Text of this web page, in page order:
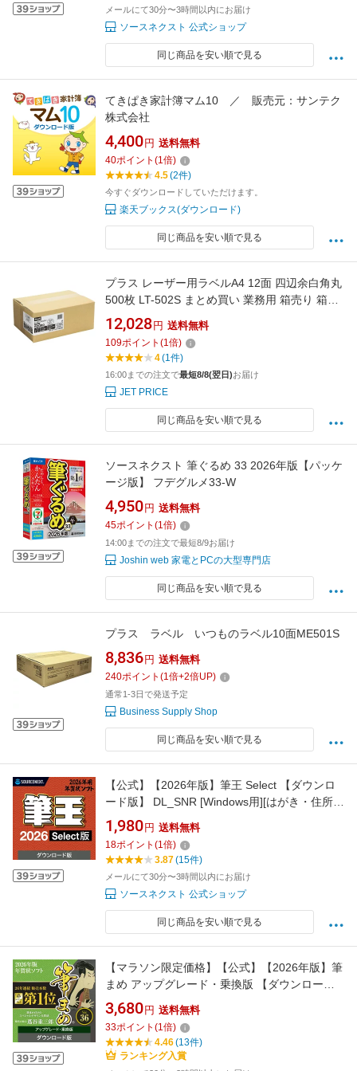
メールにて30分〜3時間以内にお届け
ソースネクスト 公式ショップ
同じ商品を安い順で見る
てきぱき家計簿マム10 ／ 販売元：サンテク
株式会社
4,400 円 送料無料
40ポイント (1倍)
4.5(2件)
今すぐダウンロードしていただけます。
楽天ブックス(ダウンロード)
同じ商品を安い順で見る
プラス レーザー用ラベルA4 12面 四辺余白角丸
500枚 LT-502S まとめ買い 業務用 箱売り 箱買
い ケース買い レーザー用ラベルシール 粘着ラ
ベル用紙
12,028 円 送料無料
109ポイント (1倍)
4(1件)
16:00までの注文で最短8/8(翌日)お届け
JET PRICE
同じ商品を安い順で見る
ソースネクスト 筆ぐるめ 33 2026年版【パッケ
ージ版】 フデグルメ33-W
4,950 円 送料無料
45ポイント (1倍)
14:00までの注文で最短8/9お届け
Joshin web 家電とPCの大型専門店
同じ商品を安い順で見る
プラス ラベル いつものラベル10面ME501S
8,836 円 送料無料
240ポイント (1倍+2倍UP)
通常1-3日で発送予定
Business Supply Shop
同じ商品を安い順で見る
【公式】【2026年版】筆王 Select 【ダウンロ
ード版】 DL_SNR [Windows用][はがき・住所録
ソフト] 年賀状ソフト はがきソフト 年賀状作
成 ソースネクスト 年賀状 2026年
1,980 円 送料無料
18ポイント (1倍)
3.87(15件)
メールにて30分〜3時間以内にお届け
ソースネクスト 公式ショップ
同じ商品を安い順で見る
【マラソン限定価格】【公式】【2026年版】筆
まめ アップグレード・乗換版 【ダウンロード
版】 DL_SNR[Windows用][はがき・住所録ソフ
ト] 年賀状ソフト はがきソフト 年賀状作成 喪
中はがき作成 送料無料 ソースネクスト 2026年
度版 人気 年賀状印刷
3,680 円 送料無料
33ポイント (1倍)
4.46(13件)
ランキング入賞